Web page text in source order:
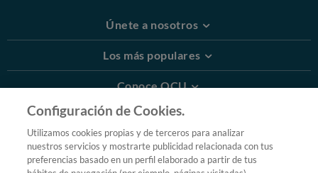
Únete a nosotros
Los más populares
Conoce OCU
Más Información
© 2026 OCU
Condiciones generales de contratación de OCU
Configuración de Cookies.
Utilizamos cookies propias y de terceros para analizar
nuestros servicios y mostrarte publicidad relacionada con tus
preferencias basado en un perfil elaborado a partir de tus